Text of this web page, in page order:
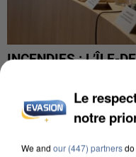
INCENDIES : L’ÎLE-
DE SOLIDARITÉ
Le
notre
We and our (447) partners